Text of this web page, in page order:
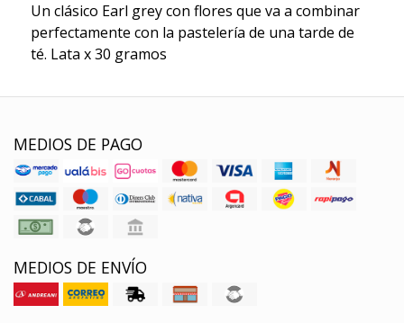
Un clásico Earl grey con flores que va a combinar
perfectamente con la pastelería de una tarde de
té. Lata x 30 gramos
MEDIOS DE PAGO
MEDIOS DE ENVÍO